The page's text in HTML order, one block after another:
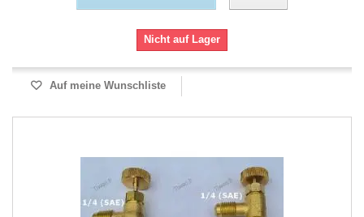
Nicht auf Lager
Auf meine Wunschliste